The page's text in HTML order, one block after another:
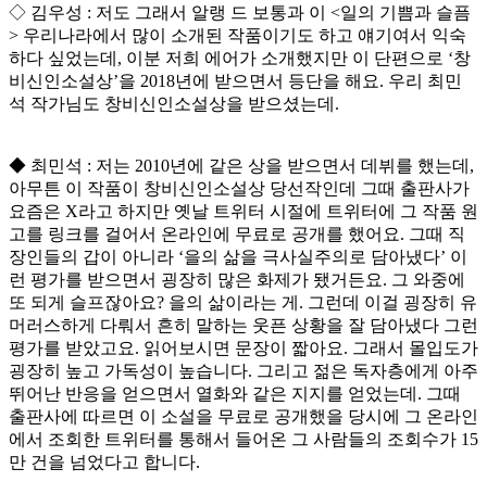
◇ 김우성 : 저도 그래서 알랭 드 보통과 이 <일의 기쁨과 슬픔
> 우리나라에서 많이 소개된 작품이기도 하고 얘기여서 익숙
하다 싶었는데, 이분 저희 에어가 소개했지만 이 단편으로 ‘창
비신인소설상’을 2018년에 받으면서 등단을 해요. 우리 최민
석 작가님도 창비신인소설상을 받으셨는데.
◆ 최민석 : 저는 2010년에 같은 상을 받으면서 데뷔를 했는데,
아무튼 이 작품이 창비신인소설상 당선작인데 그때 출판사가
요즘은 X라고 하지만 옛날 트위터 시절에 트위터에 그 작품 원
고를 링크를 걸어서 온라인에 무료로 공개를 했어요. 그때 직
장인들의 갑이 아니라 ‘을의 삶을 극사실주의로 담아냈다’ 이
런 평가를 받으면서 굉장히 많은 화제가 됐거든요. 그 와중에
또 되게 슬프잖아요? 을의 삶이라는 게. 그런데 이걸 굉장히 유
머러스하게 다뤄서 흔히 말하는 웃픈 상황을 잘 담아냈다 그런
평가를 받았고요. 읽어보시면 문장이 짧아요. 그래서 몰입도가
굉장히 높고 가독성이 높습니다. 그리고 젊은 독자층에게 아주
뛰어난 반응을 얻으면서 열화와 같은 지지를 얻었는데. 그때
출판사에 따르면 이 소설을 무료로 공개했을 당시에 그 온라인
에서 조회한 트위터를 통해서 들어온 그 사람들의 조회수가 15
만 건을 넘었다고 합니다.